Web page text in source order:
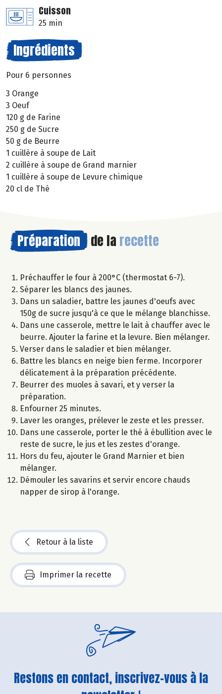
Cuisson
25 min
Ingrédients
Pour 6 personnes
3 Orange
3 Oeuf
120 g de Farine
250 g de Sucre
50 g de Beurre
1 cuillère à soupe de Lait
2 cuillère à soupe de Grand marnier
1 cuillère à soupe de Levure chimique
20 cl de Thé
Préparation de la recette
Préchauffer le four à 200°C (thermostat 6-7).
Séparer les blancs des jaunes.
Dans un saladier, battre les jaunes d'oeufs avec
150g de sucre jusqu'à ce que le mélange blanchisse.
Dans une casserole, mettre le lait à chauffer avec le
beurre. Ajouter la farine et la levure. Bien mélanger.
Verser dans le saladier et bien mélanger.
Battre les blancs en neige bien ferme. Incorporer
délicatement à la préparation précédente.
Beurrer des muoles à savari, et y verser la
préparation.
Enfourner 25 minutes.
Laver les oranges, prélever le zeste et les presser.
Dans une casserole, porter le thé à ébullition avec le
reste de sucre, le jus et les zestes d'orange.
Hors du feu, ajouter le Grand Marnier et bien
mélanger.
Démouler les savarins et servir encore chauds
napper de sirop à l'orange.
Retour à la liste
Imprimer la recette
Restons en contact, inscrivez-vous à la